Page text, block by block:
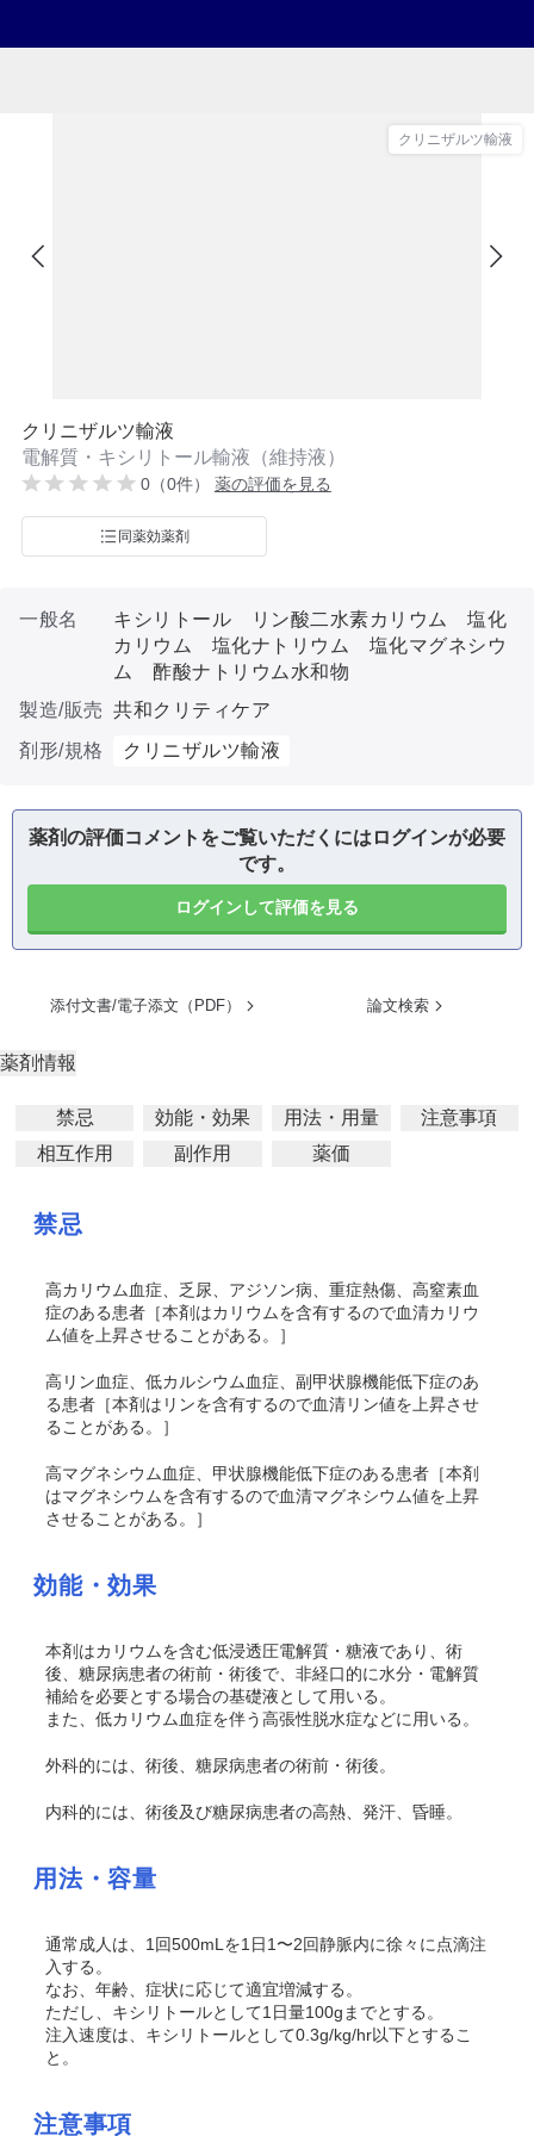
クリニザルツ輸液
クリニザルツ輸液
電解質・キシリトール輸液（維持液）
0（0件） 薬の評価を見る
同薬効薬剤
一般名
キシリトール リン酸二水素カリウム 塩化
カリウム 塩化ナトリウム 塩化マグネシウ
ム 酢酸ナトリウム水和物
製造/販売 共和クリティケア
剤形/規格
クリニザルツ輸液
薬剤の評価コメントをご覧いただくにはログインが必要
です。
ログインして評価を見る
添付文書/電子添文（PDF） 論文検索
薬剤情報
禁忌 効能・効果 用法・用量
注意事項
相互作用
副作用 薬価
禁忌
高カリウム血症、乏尿、アジソン病、重症熱傷、高窒素血
症のある患者 ［本剤はカリウムを含有するので血清カリウ
ム値を上昇させることがある。］
高リン血症、低カルシウム血症、副甲状腺機能低下症のあ
る患者 ［本剤はリンを含有するので血清リン値を上昇させ
ることがある。］
高マグネシウム血症、甲状腺機能低下症のある患者 ［本剤
はマグネシウムを含有するので血清マグネシウム値を上昇
させることがある。］
効能・効果
本剤はカリウムを含む低浸透圧電解質・糖液であり、術
後、糖尿病患者の術前・術後で、非経口的に水分・電解質
補給を必要とする場合の基礎液として用いる。
また、低カリウム血症を伴う高張性脱水症などに用いる。
外科的には、術後、糖尿病患者の術前・術後。
内科的には、術後及び糖尿病患者の高熱、発汗、昏睡。
用法・容量
通常成人は、1回500mLを1日1〜2回静脈内に徐々に点滴注
入する。
なお、年齢、症状に応じて適宜増減する。
ただし、キシリトールとして1日量100gまでとする。
注入速度は、キシリトールとして0.3g/kg/hr以下とするこ
と。
注意事項